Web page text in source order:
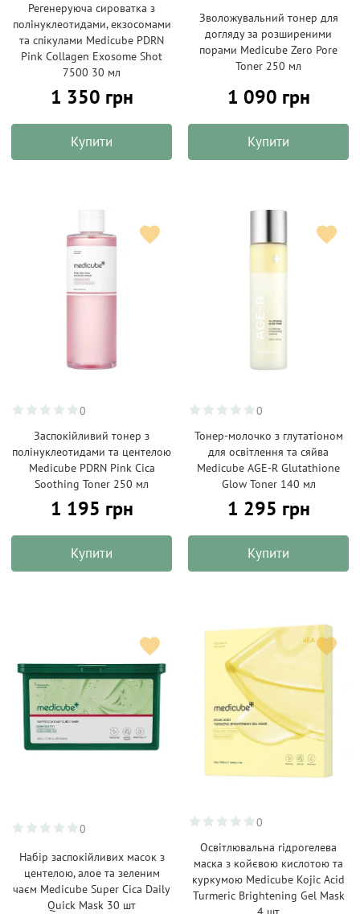
Регенеруюча сироватка з
полінуклеотидами, екзосомами
та спікулами Medicube PDRN
Pink Collagen Exosome Shot
7500 30 мл
1 350 грн
Купити
Зволожувальний тонер для
догляду за розширеними
порами Medicube Zero Pore
Toner 250 мл
1 090 грн
Купити
0
Заспокійливий тонер з
полінуклеотидами та центелою
Medicube PDRN Pink Cica
Soothing Toner 250 мл
1 195 грн
Купити
0
Тонер-молочко з глутатіоном
для освітлення та сяйва
Medicube AGE-R Glutathione
Glow Toner 140 мл
1 295 грн
Купити
0
Набір заспокійливих масок з
центелою, алое та зеленим
чаєм Medicube Super Cica Daily
Quick Mask 30 шт
0
Освітлювальна гідрогелева
маска з койєвою кислотою та
куркумою Medicube Kojic Acid
Turmeric Brightening Gel Mask